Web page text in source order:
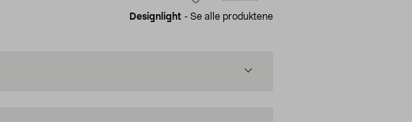
Designlight - Se alle produktene